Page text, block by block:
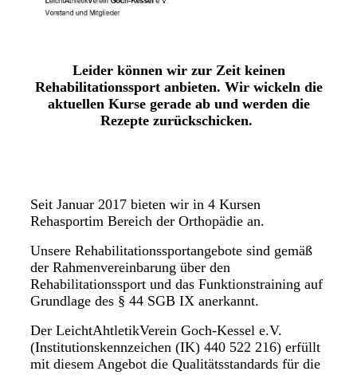
Leider können wir zur Zeit keinen
Rehabilitationssport anbieten. Wir wickeln die
aktuellen Kurse gerade ab und werden die
Rezepte zurückschicken.
Seit Januar 2017 bieten wir in 4 Kursen
Rehasportim Bereich der Orthopädie an.
Unsere Rehabilitationssportangebote sind gemäß
der Rahmenvereinbarung über den
Rehabilitationssport und das Funktionstraining auf
Grundlage des § 44 SGB IX anerkannt.
Der LeichtAhtletikVerein Goch-Kessel e.V.
(Institutionskennzeichen (IK) 440 522 216) erfüllt
mit diesem Angebot die Qualitätsstandards für die